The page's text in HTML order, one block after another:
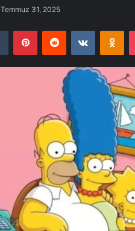
Temmuz 31, 2025
Tumblr PinterestReddit VKontakte